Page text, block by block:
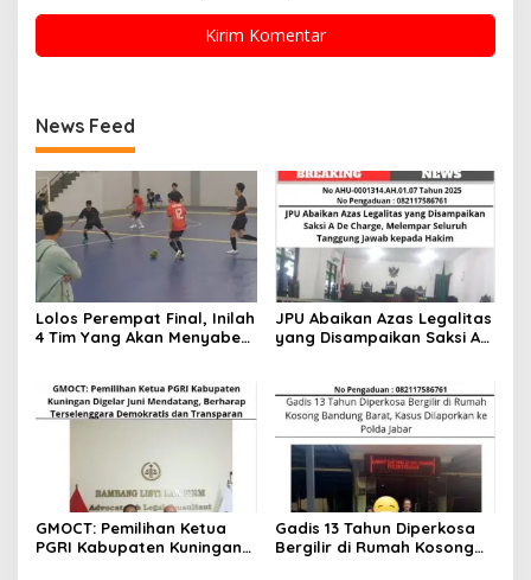
News Feed
Lolos Perempat Final, Inilah
4 Tim Yang Akan Menyabet
JPU Abaikan Azas Legalitas
yang Disampaikan Saksi A
kepada Hakim
GMOCT: Pemilihan Ketua
PGRI Kabupaten Kuningan
Gadis 13 Tahun Diperkosa
Bergilir di Rumah Kosong